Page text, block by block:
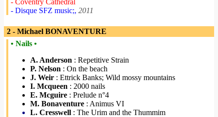
- Coventry Cathedral
- Disque SFZ music;, 2011
2 - Michael BONAVENTURE
• Nails •
A. Anderson : Repetitive Strain
P. Nelson : On the beach
J. Weir : Ettrick Banks; Wild mossy mountains
I. Mcqueen : 2000 nails
E. Mcguire : Prelude n°4
M. Bonaventure : Animus VI
L. Cresswell : The Urim and the Thummim